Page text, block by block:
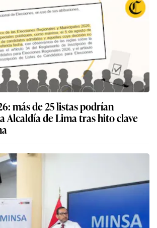
más de 25 listas podrían
Alcaldía de Lima tras hito clave